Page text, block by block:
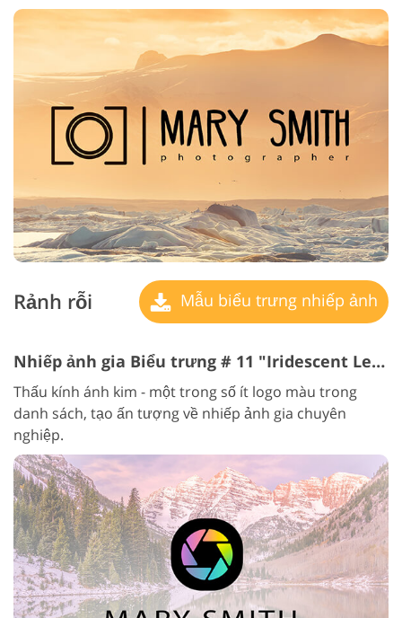
Rảnh rỗi Mẫu biểu trưng nhiếp ảnh
Nhiếp ảnh gia Biểu trưng # 11 "Iridescent Lens"
Thấu kính ánh kim - một trong số ít logo màu trong
danh sách, tạo ấn tượng về nhiếp ảnh gia chuyên
nghiệp.